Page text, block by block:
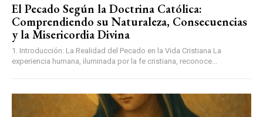
El Pecado Según la Doctrina Católica:
Comprendiendo su Naturaleza, Consecuencias
y la Misericordia Divina
1. Introducción: La Realidad del Pecado en la Vida Cristiana La
experiencia humana, iluminada por la fe cristiana, reconoce...